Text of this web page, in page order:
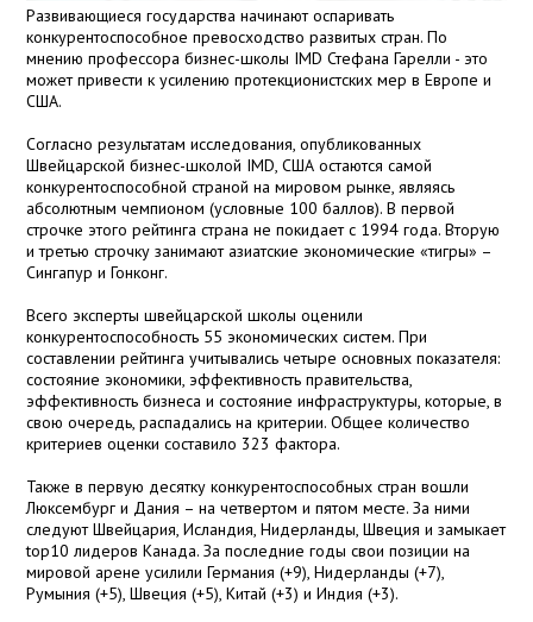
Развивающиеся государства начинают оспаривать
конкурентоспособное превосходство развитых стран. По
мнению профессора бизнес-школы IMD Стефана Гарелли - это
может привести к усилению протекционистских мер в Европе и
США.
Согласно результатам исследования, опубликованных
Швейцарской бизнес-школой IMD, США остаются самой
конкурентоспособной страной на мировом рынке, являясь
абсолютным чемпионом (условные 100 баллов). В первой
строчке этого рейтинга страна не покидает с 1994 года. Вторую
и третью строчку занимают азиатские экономические «тигры» –
Сингапур и Гонконг.
Всего эксперты швейцарской школы оценили
конкурентоспособность 55 экономических систем. При
составлении рейтинга учитывались четыре основных показателя:
состояние экономики, эффективность правительства,
эффективность бизнеса и состояние инфраструктуры, которые, в
свою очередь, распадались на критерии. Общее количество
критериев оценки составило 323 фактора.
Также в первую десятку конкурентоспособных стран вошли
Люксембург и Дания – на четвертом и пятом месте. За ними
следуют Швейцария, Исландия, Нидерланды, Швеция и замыкает
top10 лидеров Канада. За последние годы свои позиции на
мировой арене усилили Германия (+9), Нидерланды (+7),
Румыния (+5), Швеция (+5), Китай (+3) и Индия (+3).